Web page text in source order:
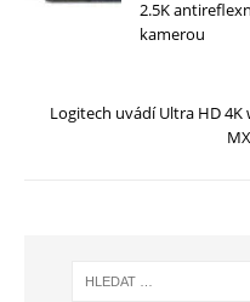
2.5K
kamerou
Logitech uvádí Ultra HD